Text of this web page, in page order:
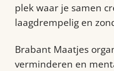
plek waar je samen
laagdrempelig en
Brabant Maatjes
verminderen en